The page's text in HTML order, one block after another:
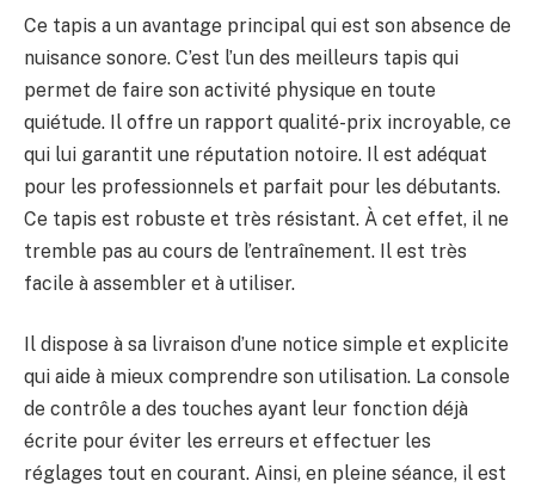
Ce tapis a un avantage principal qui est son absence de
nuisance sonore. C’est l’un des meilleurs tapis qui
permet de faire son activité physique en toute
quiétude. Il offre un rapport qualité-prix incroyable, ce
qui lui garantit une réputation notoire. Il est adéquat
pour les professionnels et parfait pour les débutants.
Ce tapis est robuste et très résistant. À cet effet, il ne
tremble pas au cours de l’entraînement. Il est très
facile à assembler et à utiliser.
Il dispose à sa livraison d’une notice simple et explicite
qui aide à mieux comprendre son utilisation. La console
de contrôle a des touches ayant leur fonction déjà
écrite pour éviter les erreurs et effectuer les
réglages tout en courant. Ainsi, en pleine séance, il est